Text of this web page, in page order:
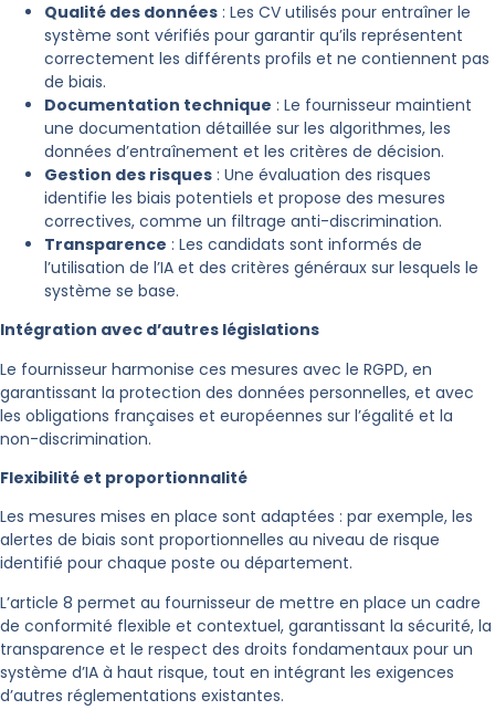
Qualité des données : Les CV utilisés pour entraîner le
système sont vérifiés pour garantir qu’ils représentent
correctement les différents profils et ne contiennent pas
de biais.
Documentation technique : Le fournisseur maintient
une documentation détaillée sur les algorithmes, les
données d’entraînement et les critères de décision.
Gestion des risques : Une évaluation des risques
identifie les biais potentiels et propose des mesures
correctives, comme un filtrage anti-discrimination.
Transparence : Les candidats sont informés de
l’utilisation de l’IA et des critères généraux sur lesquels le
système se base.
Intégration avec d’autres législations
Le fournisseur harmonise ces mesures avec le RGPD, en
garantissant la protection des données personnelles, et avec
les obligations françaises et européennes sur l’égalité et la
non-discrimination.
Flexibilité et proportionnalité
Les mesures mises en place sont adaptées : par exemple, les
alertes de biais sont proportionnelles au niveau de risque
identifié pour chaque poste ou département.
L’article 8 permet au fournisseur de mettre en place un cadre
de conformité flexible et contextuel, garantissant la sécurité, la
transparence et le respect des droits fondamentaux pour un
système d’IA à haut risque, tout en intégrant les exigences
d’autres réglementations existantes.